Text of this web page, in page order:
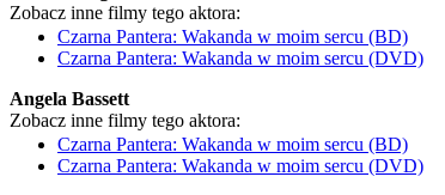
Zobacz inne filmy tego aktora:
Czarna Pantera: Wakanda w moim sercu (BD)
Czarna Pantera: Wakanda w moim sercu (DVD)
Angela Bassett
Zobacz inne filmy tego aktora:
Czarna Pantera: Wakanda w moim sercu (BD)
Czarna Pantera: Wakanda w moim sercu (DVD)